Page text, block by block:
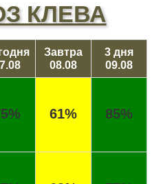
КЛЕВА
Завтра
08.08
3 дня
09.08
61% 85%